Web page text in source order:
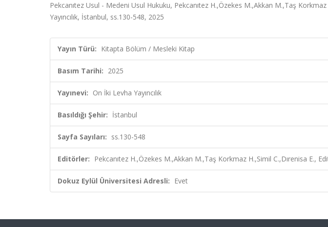
Pekcanıtez Usul - Medeni Usul Hukuku, Pekcanıtez H.,Özekes M.,Akkan M.,Taş
Yayıncılık, İstanbul, ss.130-548, 2025
Yayın Türü: Kitapta Bölüm / Mesleki Kitap
Basım Tarihi: 2025
Yayınevi: On İki Levha Yayıncılık
Basıldığı Şehir: İstanbul
Sayfa Sayıları: ss.130-548
Editörler: Pekcanıtez H.,Özekes M.,Akkan M.,Taş Korkmaz H.,Simil C.,Dırenisa E.,
Dokuz Eylül Üniversitesi Adresli: Evet